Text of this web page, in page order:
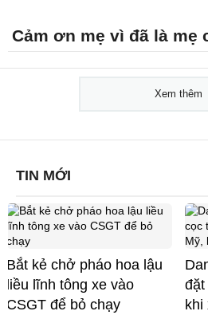
Cảm ơn mẹ vì đã là mẹ
Xem thêm
TIN MỚI
Bắt kẻ chở pháo hoa lậu
liều lĩnh tông xe vào
CSGT để bỏ chạy
đặt
khi